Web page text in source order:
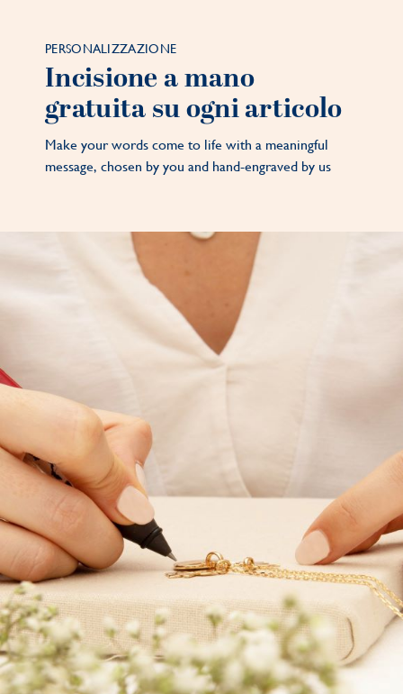
PERSONALIZZAZIONE
Incisione a mano
gratuita su ogni articolo
Make your words come to life with a meaningful
message, chosen by you and hand-engraved by us